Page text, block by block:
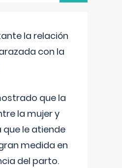
la relación
con la
que la
la mujer y
que le atiende
medida en
del parto.